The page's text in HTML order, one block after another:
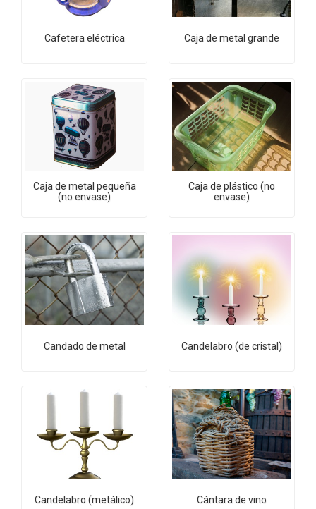
Cafetera eléctrica Caja de metal grande
Caja de metal pequeña
(no envase)
Caja de plástico (no
envase)
Candado de metal Candelabro (de cristal)
Candelabro (metálico) Cántara de vino